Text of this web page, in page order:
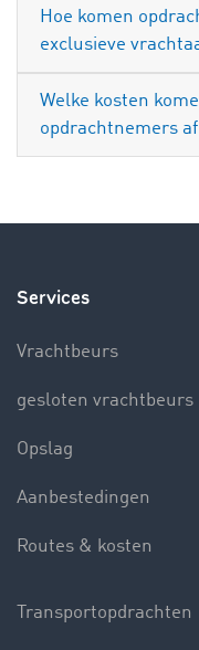
Hoe komen
exclusieve
Welke kosten
opdrachtnemers
Services
Vrachtbeurs
gesloten vrachtbeurs
Opslag
Aanbestedingen
Routes & kosten
Transportopdrachten